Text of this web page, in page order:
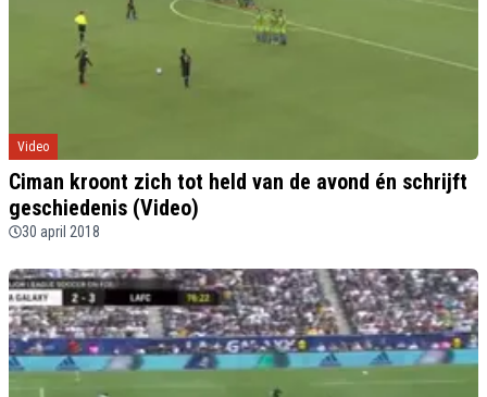
Video
Ciman kroont zich tot held van de avond én schrijft
geschiedenis (Video)
30 april 2018